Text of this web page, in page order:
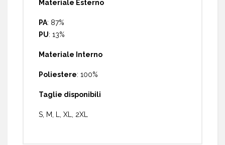
Materiale Esterno
PA: 87%
PU: 13%
Materiale Interno
Poliestere: 100%
Taglie disponibili
S, M, L, XL, 2XL